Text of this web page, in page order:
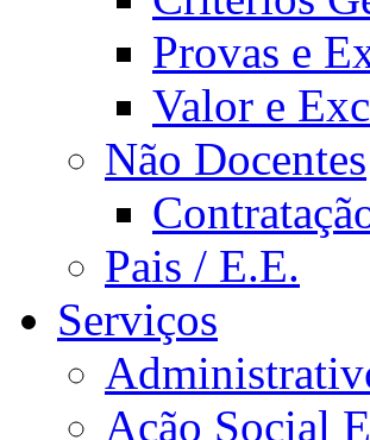
Provas e
Valor e
Não Docentes
Pais / E.E.
Serviços
Ação Social